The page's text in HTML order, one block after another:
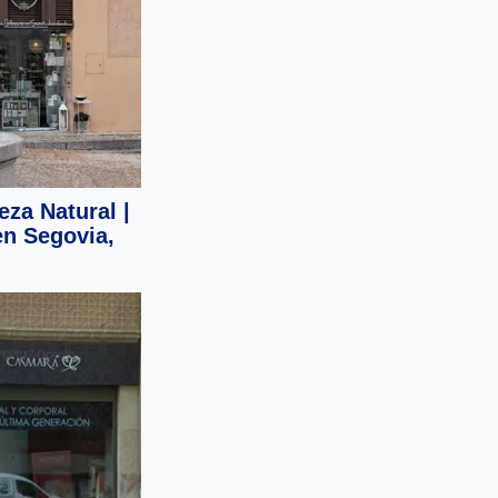
Natural |
Segovia,